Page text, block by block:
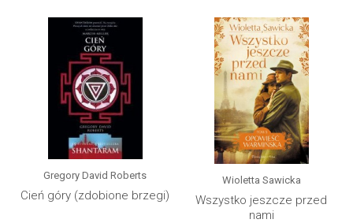
Gregory David Roberts
Cień góry (zdobione brzegi)
Wioletta Sawicka
Wszystko jeszcze przed
nami